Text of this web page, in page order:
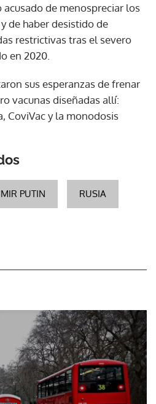
acusado de menospreciar los
de haber desistido de
restrictivas tras el severo
en 2020.
sus esperanzas de frenar
vacunas diseñadas allí:
CoviVac y la monodosis
PUTIN RUSIA